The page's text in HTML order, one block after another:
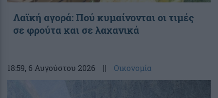
Λαϊκή αγορά: Πού κυμαίνονται οι τιμές
σε φρούτα και σε λαχανικά
18:59, 6 Αυγούστου 2026 || Οικονομία